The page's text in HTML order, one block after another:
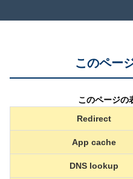
このペー
このページの
Redirect
App cache
DNS lookup